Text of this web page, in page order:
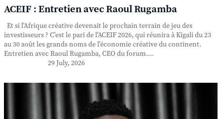
ACEIF : Entretien avec Raoul Rugamba
Et si l'Afrique créative devenait le prochain terrain de jeu des
investisseurs ? C'est le pari de l'ACEIF 2026, qui réunira à Kigali du 23
au 30 août les grands noms de l'économie créative du continent.
Entretien avec Raoul Rugamba, CEO du forum....
29 July, 2026